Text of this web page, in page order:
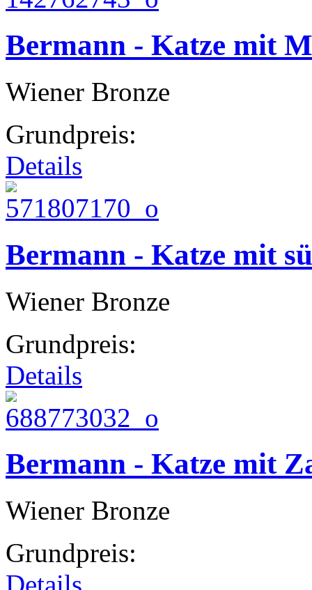
Bermann - Katze mit
Wiener Bronze
Grundpreis:
Details
Bermann - Katze mit
Wiener Bronze
Grundpreis:
Details
Bermann - Katze mit
Wiener Bronze
Grundpreis: